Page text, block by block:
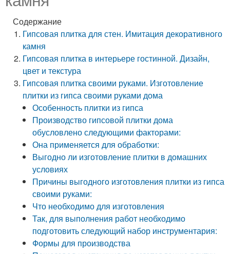
Содержание
Гипсовая плитка для стен. Имитация декоративного
камня
Гипсовая плитка в интерьере гостинной. Дизайн,
цвет и текстура
Гипсовая плитка своими руками. Изготовление
плитки из гипса своими руками дома
Особенность плитки из гипса
Производство гипсовой плитки дома
обусловлено следующими факторами:
Она применяется для обработки:
Выгодно ли изготовление плитки в домашних
условиях
Причины выгодного изготовления плитки из гипса
своими руками:
Что необходимо для изготовления
Так, для выполнения работ необходимо
подготовить следующий набор инструментария:
Формы для производства